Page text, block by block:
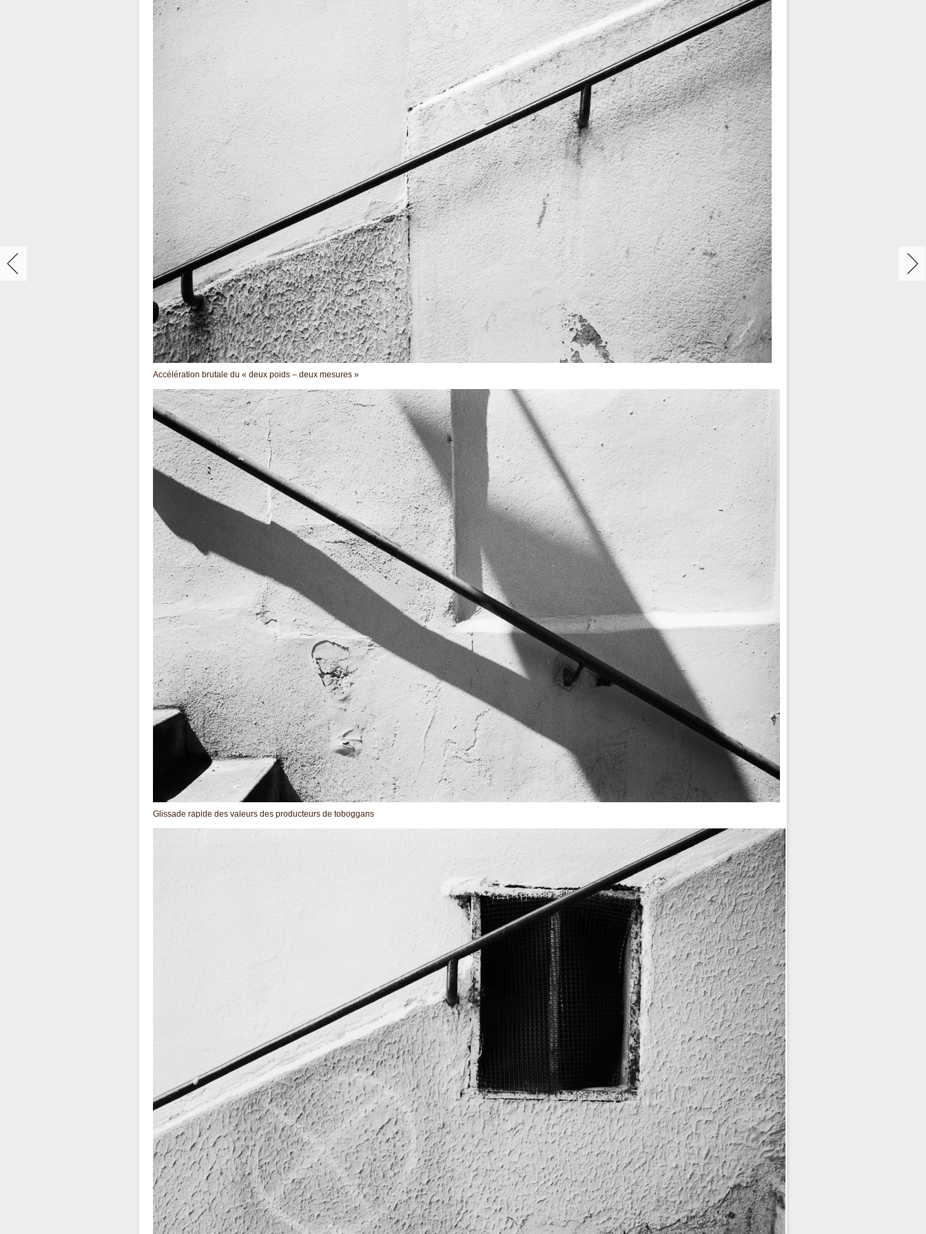
Accélération brutale du « deux poids – deux mesures »
Glissade rapide des valeurs des producteurs de toboggans